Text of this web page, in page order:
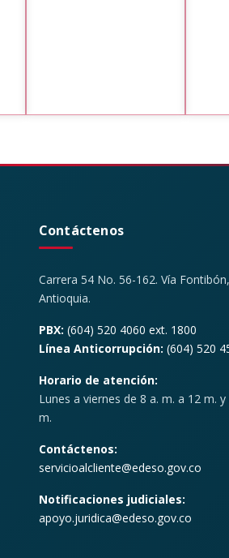
Contáctenos
Carrera 54 No. 56-162. Vía
Antioquia.
PBX: (604) 520 4060 ext. 1800
Línea Anticorrupción: (604) 520
Horario de atención:
Lunes a viernes de 8 a. m. a 12 m.
m.
Contáctenos:
servicioalcliente@edeso.gov.co
Notificaciones judiciales:
apoyo.juridica@edeso.gov.co